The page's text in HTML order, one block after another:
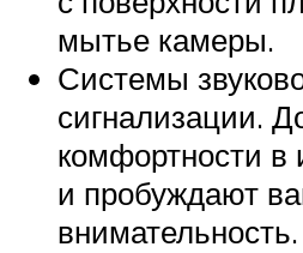
мытье камеры.
Системы
сигнализации.
комфортности в
и пробуждают
внимательность.